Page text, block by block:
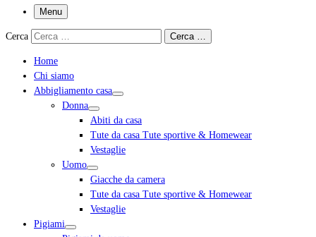
Menu
Cerca Cerca …
Home
Chi siamo
Abbigliamento casa
Donna
Abiti da casa
Tute da casa Tute sportive & Homewear
Vestaglie
Uomo
Giacche da camera
Tute da casa Tute sportive & Homewear
Vestaglie
Pigiami